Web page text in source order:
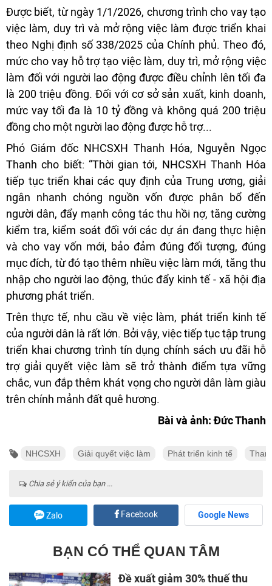
Được biết, từ ngày 1/1/2026, chương trình cho vay tạo
việc làm, duy trì và mở rộng việc làm được triển khai
theo Nghị định số 338/2025 của Chính phủ. Theo đó,
mức cho vay hỗ trợ tạo việc làm, duy trì, mở rộng việc
làm đối với người lao động được điều chỉnh lên tối đa
là 200 triệu đồng. Đối với cơ sở sản xuất, kinh doanh,
mức vay tối đa là 10 tỷ đồng và không quá 200 triệu
đồng cho một người lao động được hỗ trợ...
Phó Giám đốc NHCSXH Thanh Hóa, Nguyễn Ngọc
Thanh cho biết: “Thời gian tới, NHCSXH Thanh Hóa
tiếp tục triển khai các quy định của Trung ương, giải
ngân nhanh chóng nguồn vốn được phân bổ đến
người dân, đẩy mạnh công tác thu hồi nợ, tăng cường
kiểm tra, kiểm soát đối với các dự án đang thực hiện
và cho vay vốn mới, bảo đảm đúng đối tượng, đúng
mục đích, từ đó tạo thêm nhiều việc làm mới, tăng thu
nhập cho người lao động, thúc đẩy kinh tế - xã hội địa
phương phát triển.
Trên thực tế, nhu cầu về việc làm, phát triển kinh tế
của người dân là rất lớn. Bởi vậy, việc tiếp tục tập trung
triển khai chương trình tín dụng chính sách ưu đãi hỗ
trợ giải quyết việc làm sẽ trở thành điểm tựa vững
chắc, vun đắp thêm khát vọng cho người dân làm giàu
trên chính mảnh đất quê hương.
Bài và ảnh: Đức Thanh
NHCSXH Giải quyết việc làm Phát triển kinh tế
Chia sẻ ý kiến của bạn ...
Zalo Facebook Google News
BẠN CÓ THỂ QUAN TÂM
Đề xuất giảm 30% thuế thu